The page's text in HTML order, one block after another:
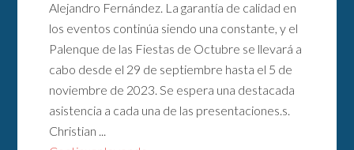
Alejandro Fernández. La garantía de calidad en
los eventos continúa siendo una constante, y el
Palenque de las Fiestas de Octubre se llevará a
cabo desde el 29 de septiembre hasta el 5 de
noviembre de 2023. Se espera una destacada
asistencia a cada una de las presentaciones.s.
Christian ...